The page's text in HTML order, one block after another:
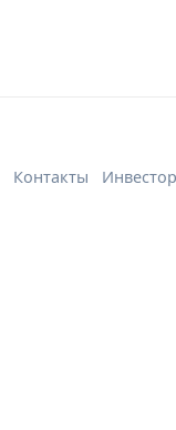
Контакты